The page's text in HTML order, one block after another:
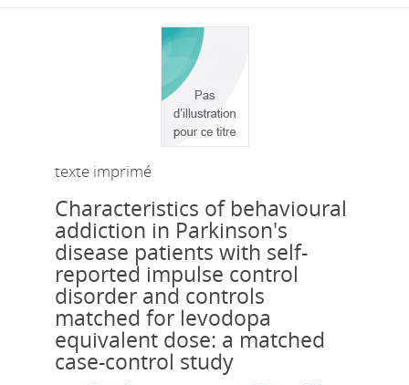
texte imprimé
Characteristics of behavioural
addiction in Parkinson's
disease patients with self-
reported impulse control
disorder and controls
matched for levodopa
equivalent dose: a matched
case-control study